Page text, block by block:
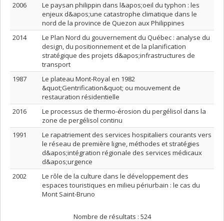
2006
Le paysan philippin dans l&apos;oeil du typhon : les
enjeux d&apos;une catastrophe climatique dans le
nord de la province de Quezon aux Philippines
2014
Le Plan Nord du gouvernement du Québec : analyse du
design, du positionnement et de la planification
stratégique des projets d&apos;infrastructures de
transport
1987
Le plateau Mont-Royal en 1982
&quot;Gentrification&quot; ou mouvement de
restauration résidentielle
2016
Le processus de thermo-érosion du pergélisol dans la
zone de pergélisol continu
1991
Le rapatriement des services hospitaliers courants vers
le réseau de première ligne, méthodes et stratégies
d&apos;intégration régionale des services médicaux
d&apos;urgence
2002
Le rôle de la culture dans le développement des
espaces touristiques en milieu périurbain : le cas du
Mont Saint-Bruno
Nombre de résultats : 524